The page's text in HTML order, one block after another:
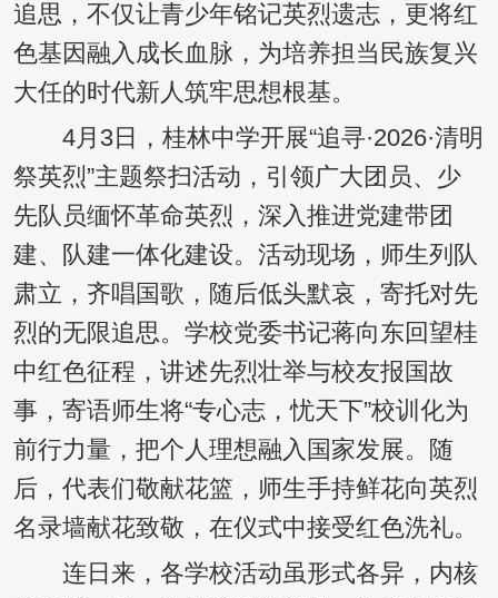
追思，不仅让青少年铭记英烈遗志，更将红
色基因融入成长血脉，为培养担当民族复兴
大任的时代新人筑牢思想根基。
4月3日，桂林中学开展“追寻·2026·清明
祭英烈”主题祭扫活动，引领广大团员、少
先队员缅怀革命英烈，深入推进党建带团
建、队建一体化建设。活动现场，师生列队
肃立，齐唱国歌，随后低头默哀，寄托对先
烈的无限追思。学校党委书记蒋向东回望桂
中红色征程，讲述先烈壮举与校友报国故
事，寄语师生将“专心志，忧天下”校训化为
前行力量，把个人理想融入国家发展。随
后，代表们敬献花篮，师生手持鲜花向英烈
名录墙献花致敬，在仪式中接受红色洗礼。
连日来，各学校活动虽形式各异，内核